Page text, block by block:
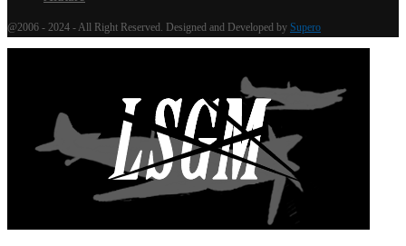
@2006 - 2024 - All Right Reserved. Designed and Developed by Supero